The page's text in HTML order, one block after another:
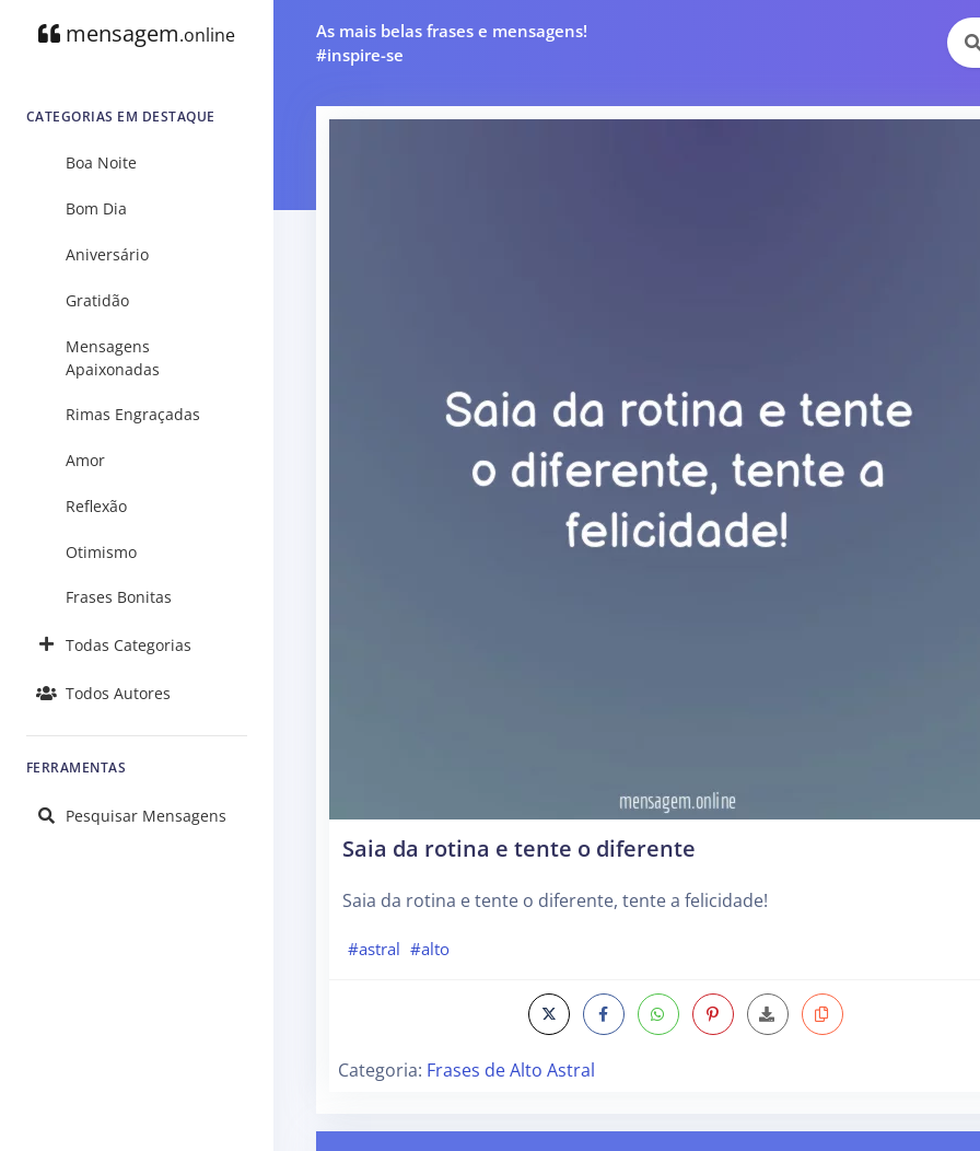
mensagem.online
CATEGORIAS EM DESTAQUE
Boa Noite
Bom Dia
Aniversário
Gratidão
Mensagens
Apaixonadas
Rimas Engraçadas
Amor
Reflexão
Otimismo
Frases Bonitas
Todas Categorias
Todos Autores
FERRAMENTAS
Pesquisar Mensagens
As mais belas frases e mensagens!
#inspire-se
Saia da rotina e tente o diferente
Saia da rotina e tente o diferente, tente a felicidade!
#astral #alto
Categoria: Frases de Alto Astral